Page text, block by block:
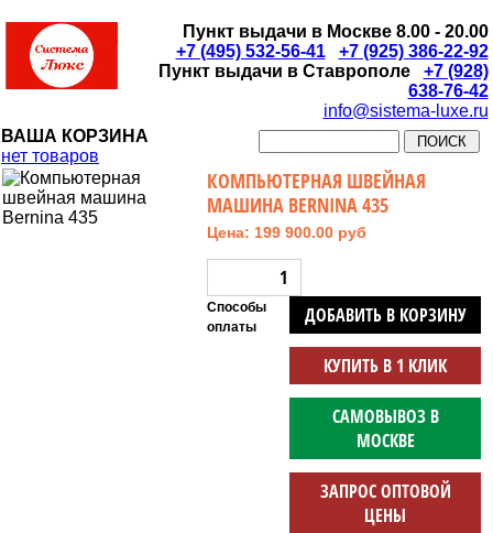
Пункт выдачи в Москве 8.00 - 20.00
+7 (495) 532-56-41
+7 (925) 386-22-92
Пункт выдачи в Ставрополе
+7 (928)
638-76-42
info@sistema-luxe.ru
ВАША КОРЗИНА
нет товаров
КОМПЬЮТЕРНАЯ ШВЕЙНАЯ
МАШИНА BERNINA 435
Цена: 199 900.00 руб
ДОБАВИТЬ В КОРЗИНУ
КУПИТЬ В 1 КЛИК
САМОВЫВОЗ В
МОСКВЕ
ЗАПРОС ОПТОВОЙ
ЦЕНЫ
Способы
оплаты